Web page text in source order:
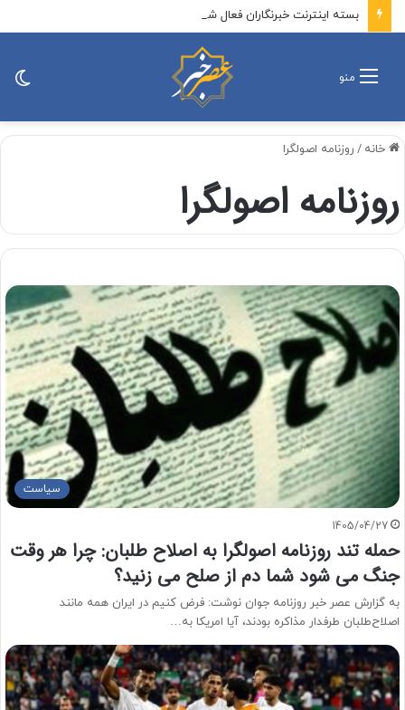
بسته اینترنت خبرنگاران فعال شد
منو
خانه / روزنامه اصولگرا
روزنامه اصولگرا
سیاست
1405/04/27
حمله تند روزنامه اصولگرا به اصلاح طلبان: چرا هر وقت
جنگ می شود شما دم از صلح می زنید؟
به گزارش عصر خبر روزنامه جوان نوشت: فرض کنیم در ایران همه مانند
اصلاح‌طلبان طرفدار مذاکره بودند، آیا امریکا به…